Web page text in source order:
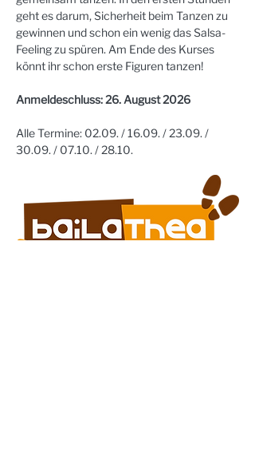
geht es darum, Sicherheit beim Tanzen zu
gewinnen und schon ein wenig das Salsa-
Feeling zu spüren. Am Ende des Kurses
könnt ihr schon erste Figuren tanzen!
Anmeldeschluss: 26. August 2026
Alle Termine: 02.09. / 16.09. / 23.09. /
30.09. / 07.10. / 28.10.